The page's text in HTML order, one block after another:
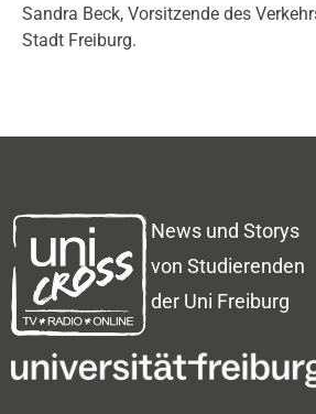
Sandra Beck, Vorsitzende des
Stadt Freiburg.
News und Storys
von Studierenden
der Uni Freiburg